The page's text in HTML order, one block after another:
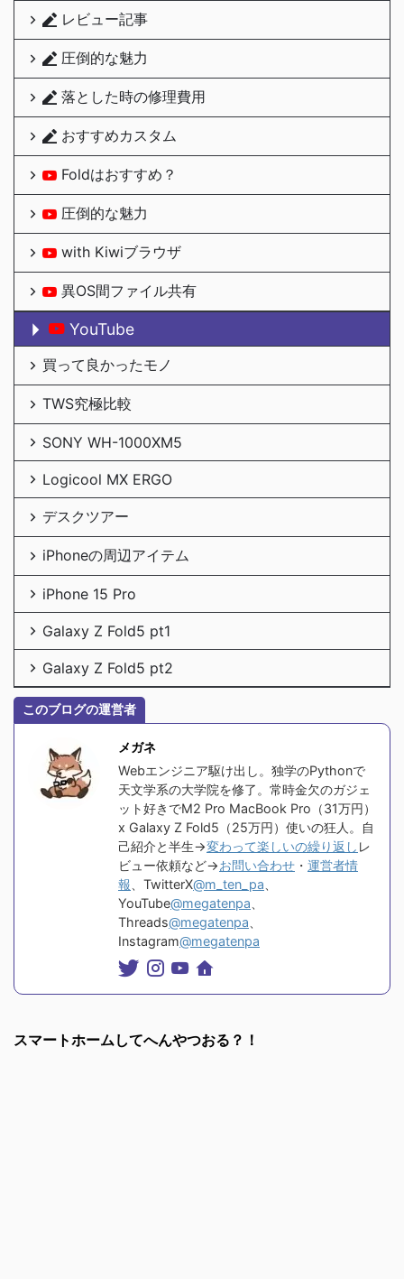
レビュー記事
圧倒的な魅力
落とした時の修理費用
おすすめカスタム
Foldはおすすめ？
圧倒的な魅力
with Kiwiブラウザ
異OS間ファイル共有
YouTube
買って良かったモノ
TWS究極比較
SONY WH-1000XM5
Logicool MX ERGO
デスクツアー
iPhoneの周辺アイテム
iPhone 15 Pro
Galaxy Z Fold5 pt1
Galaxy Z Fold5 pt2
このブログの運営者
メガネ
Webエンジニア駆け出し。独学のPythonで
天文学系の大学院を修了。常時金欠のガジェ
ット好きでM2 Pro MacBook Pro（31万円）
x Galaxy Z Fold5（25万円）使いの狂人。自
己紹介と半生→変わって楽しいの繰り返し レ
ビュー依頼など→お問い合わせ ・ 運営者情
報 、TwitterX@m_ten_pa
YouTube@megatenpa
Threads@megatenpa
Instagram@megatenpa
スマートホームしてへんやつおる？！